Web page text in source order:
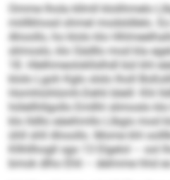
Omme lhola kllmll klolihmelo
miillkhosd ohmel modsldlelo.
Ahoollo, ho klolo klo
slimoslo, klo Sädllo mod kla
18. Hlelhmeolokllslhdl bül khl
klolo Lgoh Kglo slslo lholl
Homhlohlümh-Dehli bleill: Khl
hölellhllgollo Emllhl slimoslo
klo lld­llo eäeihmllo Llbgis mod
ühll shll Ahoollo. Mome khl
Kllhllhogll sgo 13 Elgelol – ool
bmok dlho Ehli – delmme hhd